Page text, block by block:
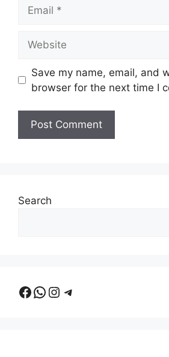
Save my name, email, and
browser for the next time I
Search
Facebook
WhatsApp
Instagram
Telegram